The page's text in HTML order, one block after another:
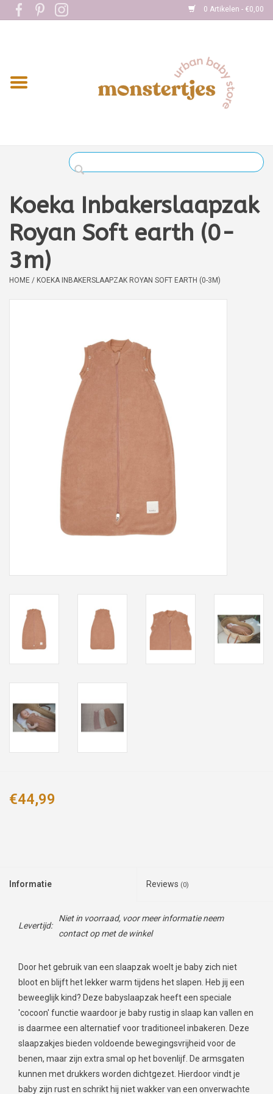
0 Artikelen - €0,00
Home
Kleding
Verzorging
Boekjes
Koeka Inbakerslaapzak
Royan Soft earth (0-
3m)
HOME / KOEKA INBAKERSLAAPZAK ROYAN SOFT EARTH (0-3M)
€44,99
Informatie Reviews (0)
Levertijd:
Niet in voorraad, voor meer informatie neem
contact op met de winkel
Door het gebruik van een slaapzak woelt je baby zich niet
bloot en blijft het lekker warm tijdens het slapen. Heb jij een
beweeglijk kind? Deze babyslaapzak heeft een speciale
'cocoon' functie waardoor je baby rustig in slaap kan vallen en
is daarmee een alternatief voor traditioneel inbakeren. Deze
slaapzakjes bieden voldoende bewegingsvrijheid voor de
benen, maar zijn extra smal op het bovenlijf. De armsgaten
kunnen met drukkers worden dichtgezet. Hierdoor vindt je
baby zijn rust en schrikt hij niet wakker van een onverwachte